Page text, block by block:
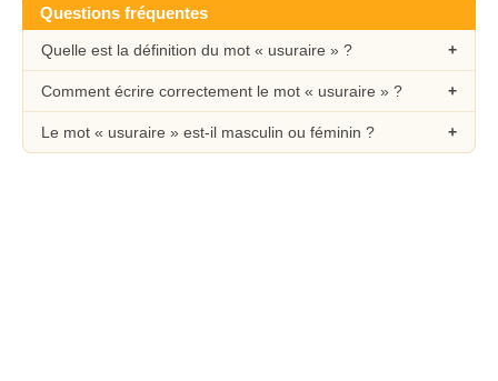
Questions fréquentes
Quelle est la définition du mot « usuraire » ?
Comment écrire correctement le mot « usuraire » ?
Le mot « usuraire » est-il masculin ou féminin ?